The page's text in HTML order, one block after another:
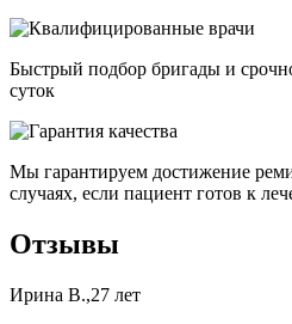
Быстрый подбор бригады и
суток
Мы гарантируем достижение
случаях, если пациент готов к
Отзывы
Ирина В.,27 лет